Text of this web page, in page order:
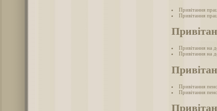
Привітання
Привітання
Привітання на
Привітання на
Привітання
Привітання